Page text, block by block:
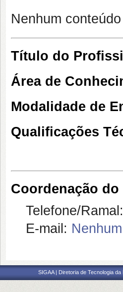
Nenhum
Título do
Área de
Modalidade de
Qualificações
Coordenação do
Telefone/Ramal:
E-mail:
SIGAA | Diretoria de Tecnologia